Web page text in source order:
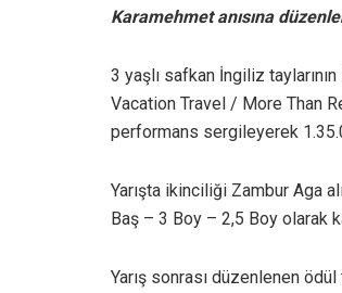
Karamehmet anısına
3 yaşlı safkan İngiliz
Vacation Travel / More Than
performans sergileyerek
Yarışta ikinciliği Zambur Aga
Baş – 3 Boy – 2,5 Boy olarak
Yarış sonrası düzenlenen